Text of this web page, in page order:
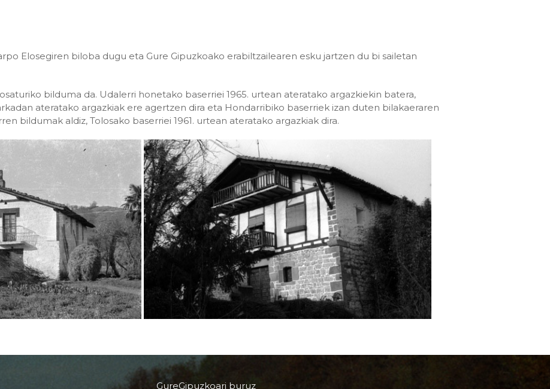
Elosegiren biloba dugu eta Gure Gipuzkoako erabiltzailearen esku jartzen du bi sailetan
bilduma da. Udalerri honetako baserriei 1965. urtean ateratako argazkiekin batera,
ateratako argazkiak ere agertzen dira eta Hondarribiko baserriek izan duten bilakaeraren
bildumak aldiz, Tolosako baserriei 1961. urtean ateratako argazkiak dira.
GureGipuzkoari buruz